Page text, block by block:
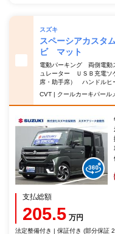
スズキ
スペーシアカス
ビ マット
電動パーキング 両側電
ュレーター ＵＳＢ充電
席・助手席） ハンドル
CVT | クールカーキパール
支払総額
205.5 万円
法定整備付き | 保証付き (部分保証